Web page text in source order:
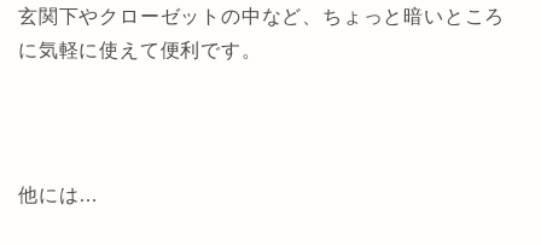
玄関下やクローゼットの中など、ちょっと暗いところ
に気軽に使えて便利です。
他には…